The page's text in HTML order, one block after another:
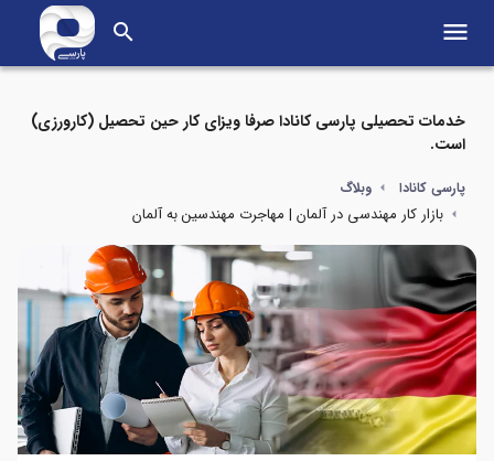
search menu
خدمات تحصیلی پارسی کانادا صرفا ویزای کار حین تحصیل (کارورزی)
است.
پارسی کانادا وبلاگ
بازار کار مهندسی در آلمان | مهاجرت مهندسین به آلمان